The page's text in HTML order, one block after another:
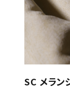
SC メラン